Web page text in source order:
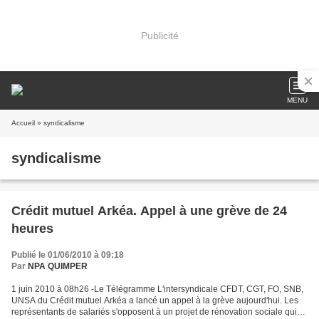
Publicité
MENU
Accueil » syndicalisme
syndicalisme
Crédit mutuel Arkéa. Appel à une grève de 24
heures
Publié le 01/06/2010 à 09:18
Par NPA QUIMPER
1 juin 2010 à 08h26 -Le Télégramme L'intersyndicale CFDT, CGT, FO, SNB,
UNSA du Crédit mutuel Arkéa a lancé un appel à la grève aujourd'hui. Les
représentants de salariés s'opposent à un projet de rénovation sociale qui